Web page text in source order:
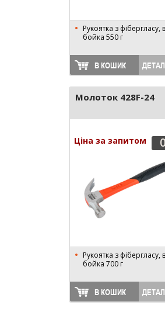
Рукоятка з фібергласу,
бойка 550 г
В КОШИК
Молоток 428F-24
Ціна за запитом
Рукоятка з фібергласу,
бойка 700 г
В КОШИК